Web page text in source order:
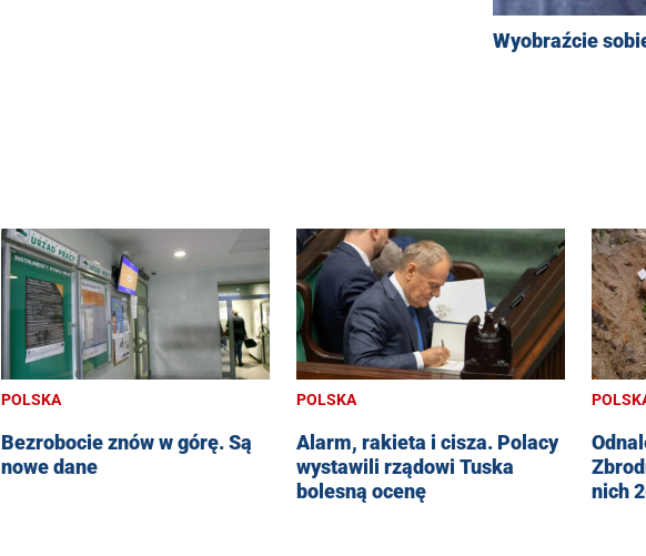
Wyobraźcie
POLSKA
Bezrobocie znów w górę. Są
nowe dane
POLSKA
Alarm, rakieta i cisza. Polacy
wystawili rządowi Tuska
bolesną ocenę
nich